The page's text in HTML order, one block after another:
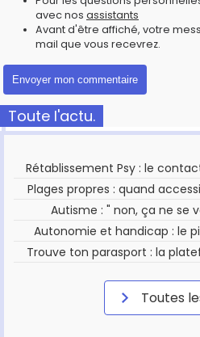
avec nos assistants
Avant d'être affiché, votre
mail que vous recevrez.
Toute l'actu.
Rétablissement Psy : le
Plages propres : quand
Autisme : " non, ça ne se
Autonomie et handicap : le
Trouve ton parasport : la
Toutes